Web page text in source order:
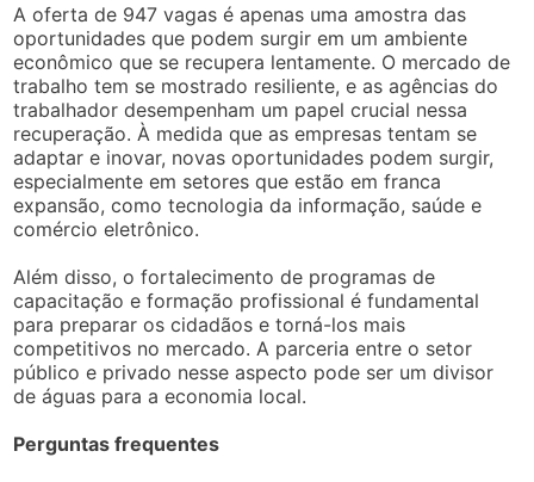
A oferta de 947 vagas é apenas uma amostra das
oportunidades que podem surgir em um ambiente
econômico que se recupera lentamente. O mercado de
trabalho tem se mostrado resiliente, e as agências do
trabalhador desempenham um papel crucial nessa
recuperação. À medida que as empresas tentam se
adaptar e inovar, novas oportunidades podem surgir,
especialmente em setores que estão em franca
expansão, como tecnologia da informação, saúde e
comércio eletrônico.
Além disso, o fortalecimento de programas de
capacitação e formação profissional é fundamental
para preparar os cidadãos e torná-los mais
competitivos no mercado. A parceria entre o setor
público e privado nesse aspecto pode ser um divisor
de águas para a economia local.
Perguntas frequentes